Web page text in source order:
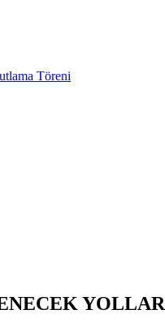
Töreni
YOLLAR